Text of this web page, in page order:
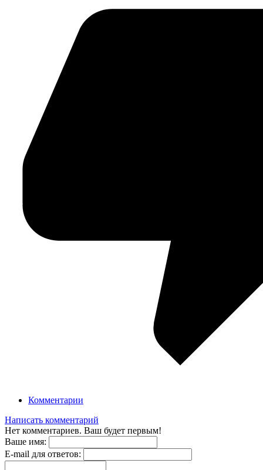
Комментарии
Написать комментарий
Нет комментариев. Ваш будет первым!
Ваше имя:
E-mail для ответов: